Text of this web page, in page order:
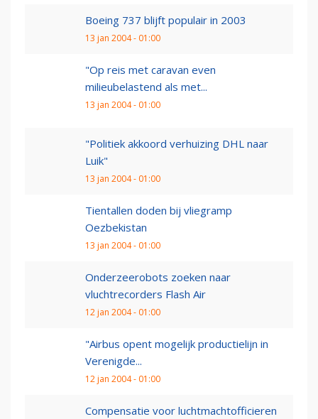
Boeing 737 blijft populair in 2003
13 jan 2004 - 01:00
"Op reis met caravan even
milieubelastend als met...
13 jan 2004 - 01:00
"Politiek akkoord verhuizing DHL naar
Luik"
13 jan 2004 - 01:00
Tientallen doden bij vliegramp
Oezbekistan
13 jan 2004 - 01:00
Onderzeerobots zoeken naar
vluchtrecorders Flash Air
12 jan 2004 - 01:00
"Airbus opent mogelijk productielijn in
Verenigde...
12 jan 2004 - 01:00
Compensatie voor luchtmachtofficieren